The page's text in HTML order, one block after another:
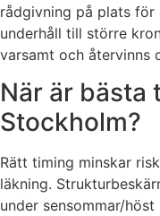
rådgivning på plats
underhåll till större
varsamt och återvinns
När är bästa
Stockholm?
Rätt timing minskar
läkning.
under sensommar/